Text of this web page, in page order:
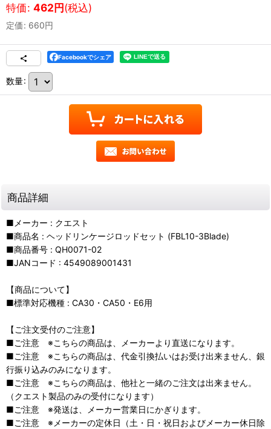
特価: 462円(税込)
定価: 660円
Facebookでシェア
数量:
商品詳細
■メーカー : クエスト
■商品名 : ヘッドリンケージロッドセット (FBL10-3Blade)
■商品番号 : QH0071-02
■JANコード : 4549089001431
【商品について】
■標準対応機種 : CA30・CA50・E6用
【ご注文受付のご注意】
■ご注意 ※こちらの商品は、メーカーより直送になります。
■ご注意 ※こちらの商品は、代金引換払いはお受け出来ません、銀
行振り込みのみになります。
■ご注意 ※こちらの商品は、他社と一緒のご注文は出来ません。
（クエスト製品のみの受付になります）
■ご注意 ※発送は、メーカー営業日にかぎります。
■ご注意 ※メーカーの定休日（土・日・祝日およびメーカー休日除